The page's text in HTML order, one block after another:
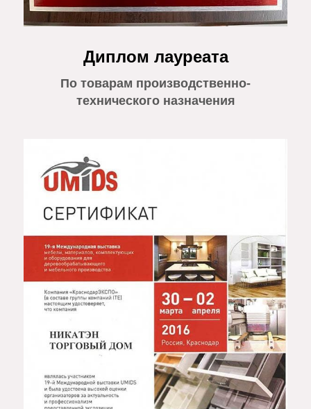
Диплом лауреата
По товарам производственно-
технического назначения